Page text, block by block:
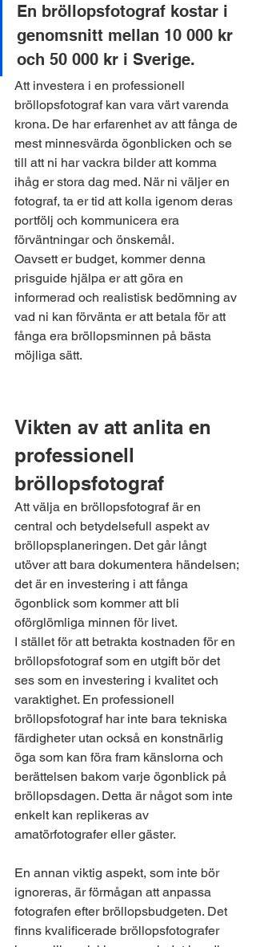
En bröllopsfotograf kostar i
genomsnitt mellan 10 000 kr
och 50 000 kr i Sverige.
Att investera i en professionell
bröllopsfotograf kan vara värt varenda
krona. De har erfarenhet av att fånga de
mest minnesvärda ögonblicken och se
till att ni har vackra bilder att komma
ihåg er stora dag med. När ni väljer en
fotograf, ta er tid att kolla igenom deras
portfölj och kommunicera era
förväntningar och önskemål.
Oavsett er budget, kommer denna
prisguide hjälpa er att göra en
informerad och realistisk bedömning av
vad ni kan förvänta er att betala för att
fånga era bröllopsminnen på bästa
möjliga sätt.
Vikten av att anlita en
professionell
bröllopsfotograf
Att välja en bröllopsfotograf är en
central och betydelsefull aspekt av
bröllopsplaneringen. Det går långt
utöver att bara dokumentera händelsen;
det är en investering i att fånga
ögonblick som kommer att bli
oförglömliga minnen för livet.
I stället för att betrakta kostnaden för en
bröllopsfotograf som en utgift bör det
ses som en investering i kvalitet och
varaktighet. En professionell
bröllopsfotograf har inte bara tekniska
färdigheter utan också en konstnärlig
öga som kan föra fram känslorna och
berättelsen bakom varje ögonblick på
bröllopsdagen. Detta är något som inte
enkelt kan replikeras av
amatörfotografer eller gäster.
En annan viktig aspekt, som inte bör
ignoreras, är förmågan att anpassa
fotografen efter bröllopsbudgeten. Det
finns kvalificerade bröllopsfotografer